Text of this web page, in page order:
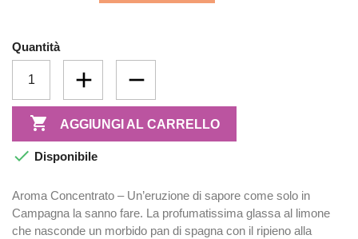
Quantità
 AGGIUNGI AL CARRELLO
 Disponibile
Aroma Concentrato – Un’eruzione di sapore come solo in
Campagna la sanno fare. La profumatissima glassa al limone
che nasconde un morbido pan di spagna con il ripieno alla